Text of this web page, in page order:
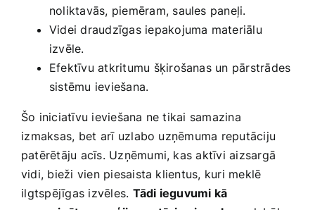
noliktavās, piemēram, saules paneļi.
Videi draudzīgas iepakojuma materiālu
izvēle.
Efektīvu atkritumu šķirošanas un​ pārstrādes
sistēmu ieviešana.
Šo iniciatīvu ieviešana ne tikai​ samazina
⁢izmaksas, ⁤bet arī uzlabo uzņēmuma reputāciju
patērētāju acīs. Uzņēmumi, kas aktīvi aizsargā
vidi, bieži vien piesaista klientus, kuri‍ meklē
⁢ilgtspējīgas‌ izvēles. Tādi ieguvumi kā